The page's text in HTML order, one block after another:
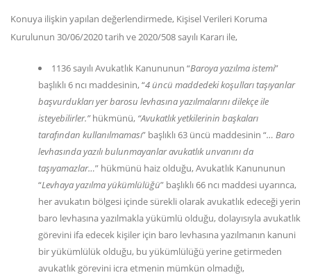
Konuya ilişkin yapılan değerlendirmede, Kişisel Verileri Koruma
Kurulunun 30/06/2020 tarih ve 2020/508 sayılı Kararı ile,
1136 sayılı Avukatlık Kanununun “Baroya yazılma istemi”
başlıklı 6 ncı maddesinin, “4 üncü maddedeki koşulları taşıyanlar
başvurdukları yer barosu levhasına yazılmalarını dilekçe ile
isteyebilirler.”hükmünü, “Avukatlık yetkilerinin başkaları
tarafından kullanılmaması” başlıklı 63 üncü maddesinin “… Baro
levhasında yazılı bulunmayanlar avukatlık unvanını da
taşıyamazlar…” hükmünü haiz olduğu, Avukatlık Kanununun
“Levhaya yazılma yükümlülüğü” başlıklı 66 ncı maddesi uyarınca,
her avukatın bölgesi içinde sürekli olarak avukatlık edeceği yerin
baro levhasına yazılmakla yükümlü olduğu, dolayısıyla avukatlık
görevini ifa edecek kişiler için baro levhasına yazılmanın kanuni
bir yükümlülük olduğu, bu yükümlülüğü yerine getirmeden
avukatlık görevini icra etmenin mümkün olmadığı,